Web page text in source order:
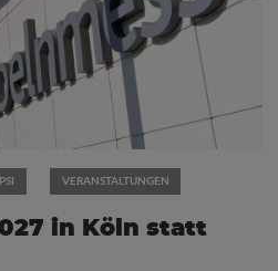
PSI VERANSTALTUNGEN
in Köln statt